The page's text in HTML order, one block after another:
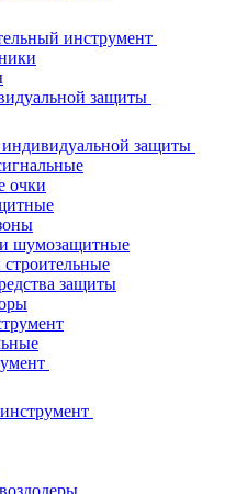
инструмент
защиты
индивидуальной защиты
очки
шумозащитные
защиты